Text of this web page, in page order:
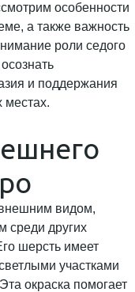
особенности
а также важность
роли седого
и поддержания
местах.
видом,
среди других
шерсть имеет
участками
окраска помогает